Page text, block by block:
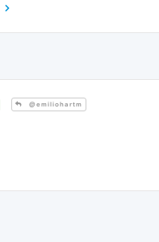
@emiliohartm